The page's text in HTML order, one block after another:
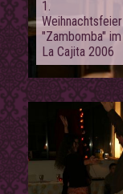
1.
Weihnachtsfeier
"Zambomba" im
La Cajita 2006